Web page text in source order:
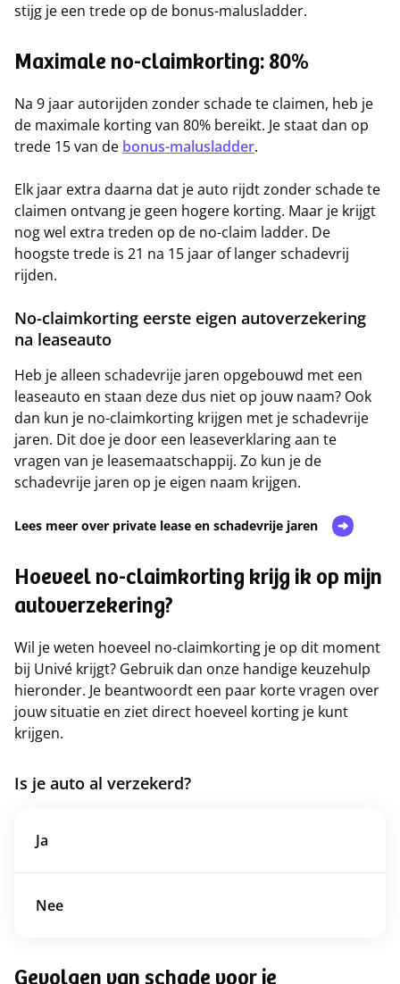
stijg je een trede op de bonus-malusladder.
Maximale no-claimkorting: 80%
Na 9 jaar autorijden zonder schade te claimen, heb je
de maximale korting van 80% bereikt. Je staat dan op
trede 15 van de bonus-malusladder.
Elk jaar extra daarna dat je auto rijdt zonder schade te
claimen ontvang je geen hogere korting. Maar je krijgt
nog wel extra treden op de no-claim ladder. De
hoogste trede is 21 na 15 jaar of langer schadevrij
rijden.
No-claimkorting eerste eigen autoverzekering
na leaseauto
Heb je alleen schadevrije jaren opgebouwd met een
leaseauto en staan deze dus niet op jouw naam? Ook
dan kun je no-claimkorting krijgen met je schadevrije
jaren. Dit doe je door een leaseverklaring aan te
vragen van je leasemaatschappij. Zo kun je de
schadevrije jaren op je eigen naam krijgen.
Lees meer over private lease en schadevrije jaren
Hoeveel no-claimkorting krijg ik op mijn
autoverzekering?
Wil je weten hoeveel no-claimkorting je op dit moment
bij Univé krijgt? Gebruik dan onze handige keuzehulp
hieronder. Je beantwoordt een paar korte vragen over
jouw situatie en ziet direct hoeveel korting je kunt
krijgen.
Is je auto al verzekerd?
Ja
Nee